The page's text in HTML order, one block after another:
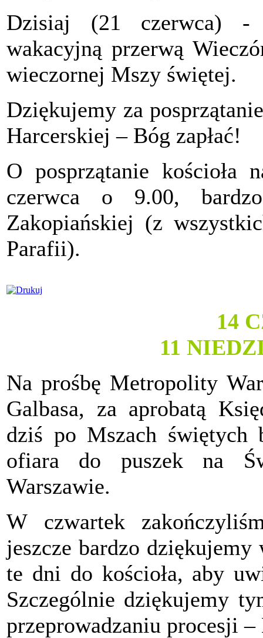
Dzisiaj (21 czerwca) -
wakacyjną przerwą
wieczornej Mszy świętej.
Dziękujemy za
Harcerskiej – Bóg zapłać!
O posprzątanie kościoła
czerwca o 9.00,
Zakopiańskiej (z
Parafii).
14
11
Na prośbę Metropolity
Galbasa, za aprobatą
dziś po Mszach świętych
ofiara do puszek na
Warszawie.
W czwartek
jeszcze bardzo
te dni do kościoła, aby
Szczególnie dziękujemy
przeprowadzaniu procesji –